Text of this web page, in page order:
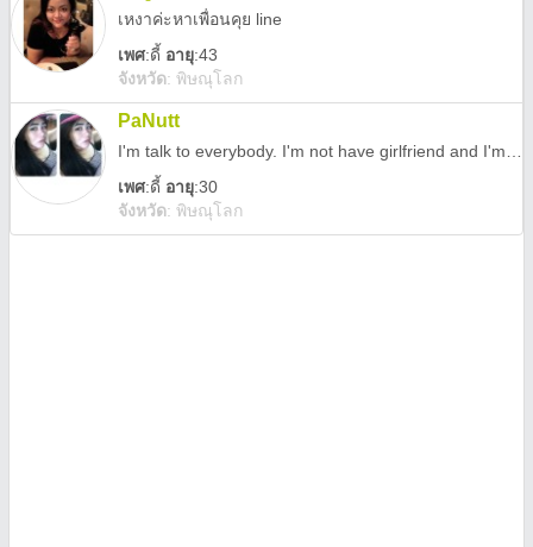
เหงาค่ะหาเพื่อนคุย line
เพศ:ดี้ อายุ:43
จังหวัด: พิษณุโลก
PaNutt
เพศ:ดี้ อายุ:30
จังหวัด: พิษณุโลก